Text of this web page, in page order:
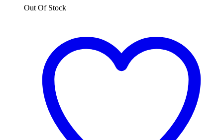
Out Of Stock